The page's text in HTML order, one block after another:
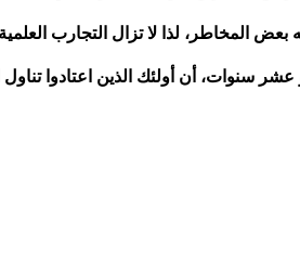
بعض المخاطر، لذا لا تزال التجارب
سنوات، أن أولئك الذين اعتادوا تناول